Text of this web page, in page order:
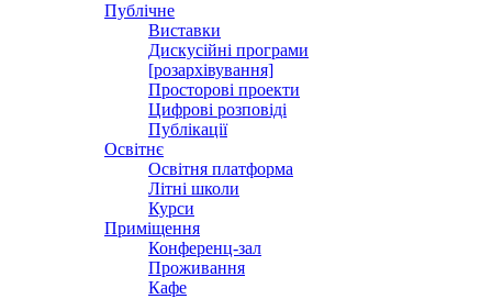
Публічне
Виставки
Дискусійні програми
[розархівування]
Просторові проекти
Цифрові розповіді
Публікації
Освітнє
Освітня платформа
Літні школи
Курси
Приміщення
Конференц-зал
Проживання
Кафе